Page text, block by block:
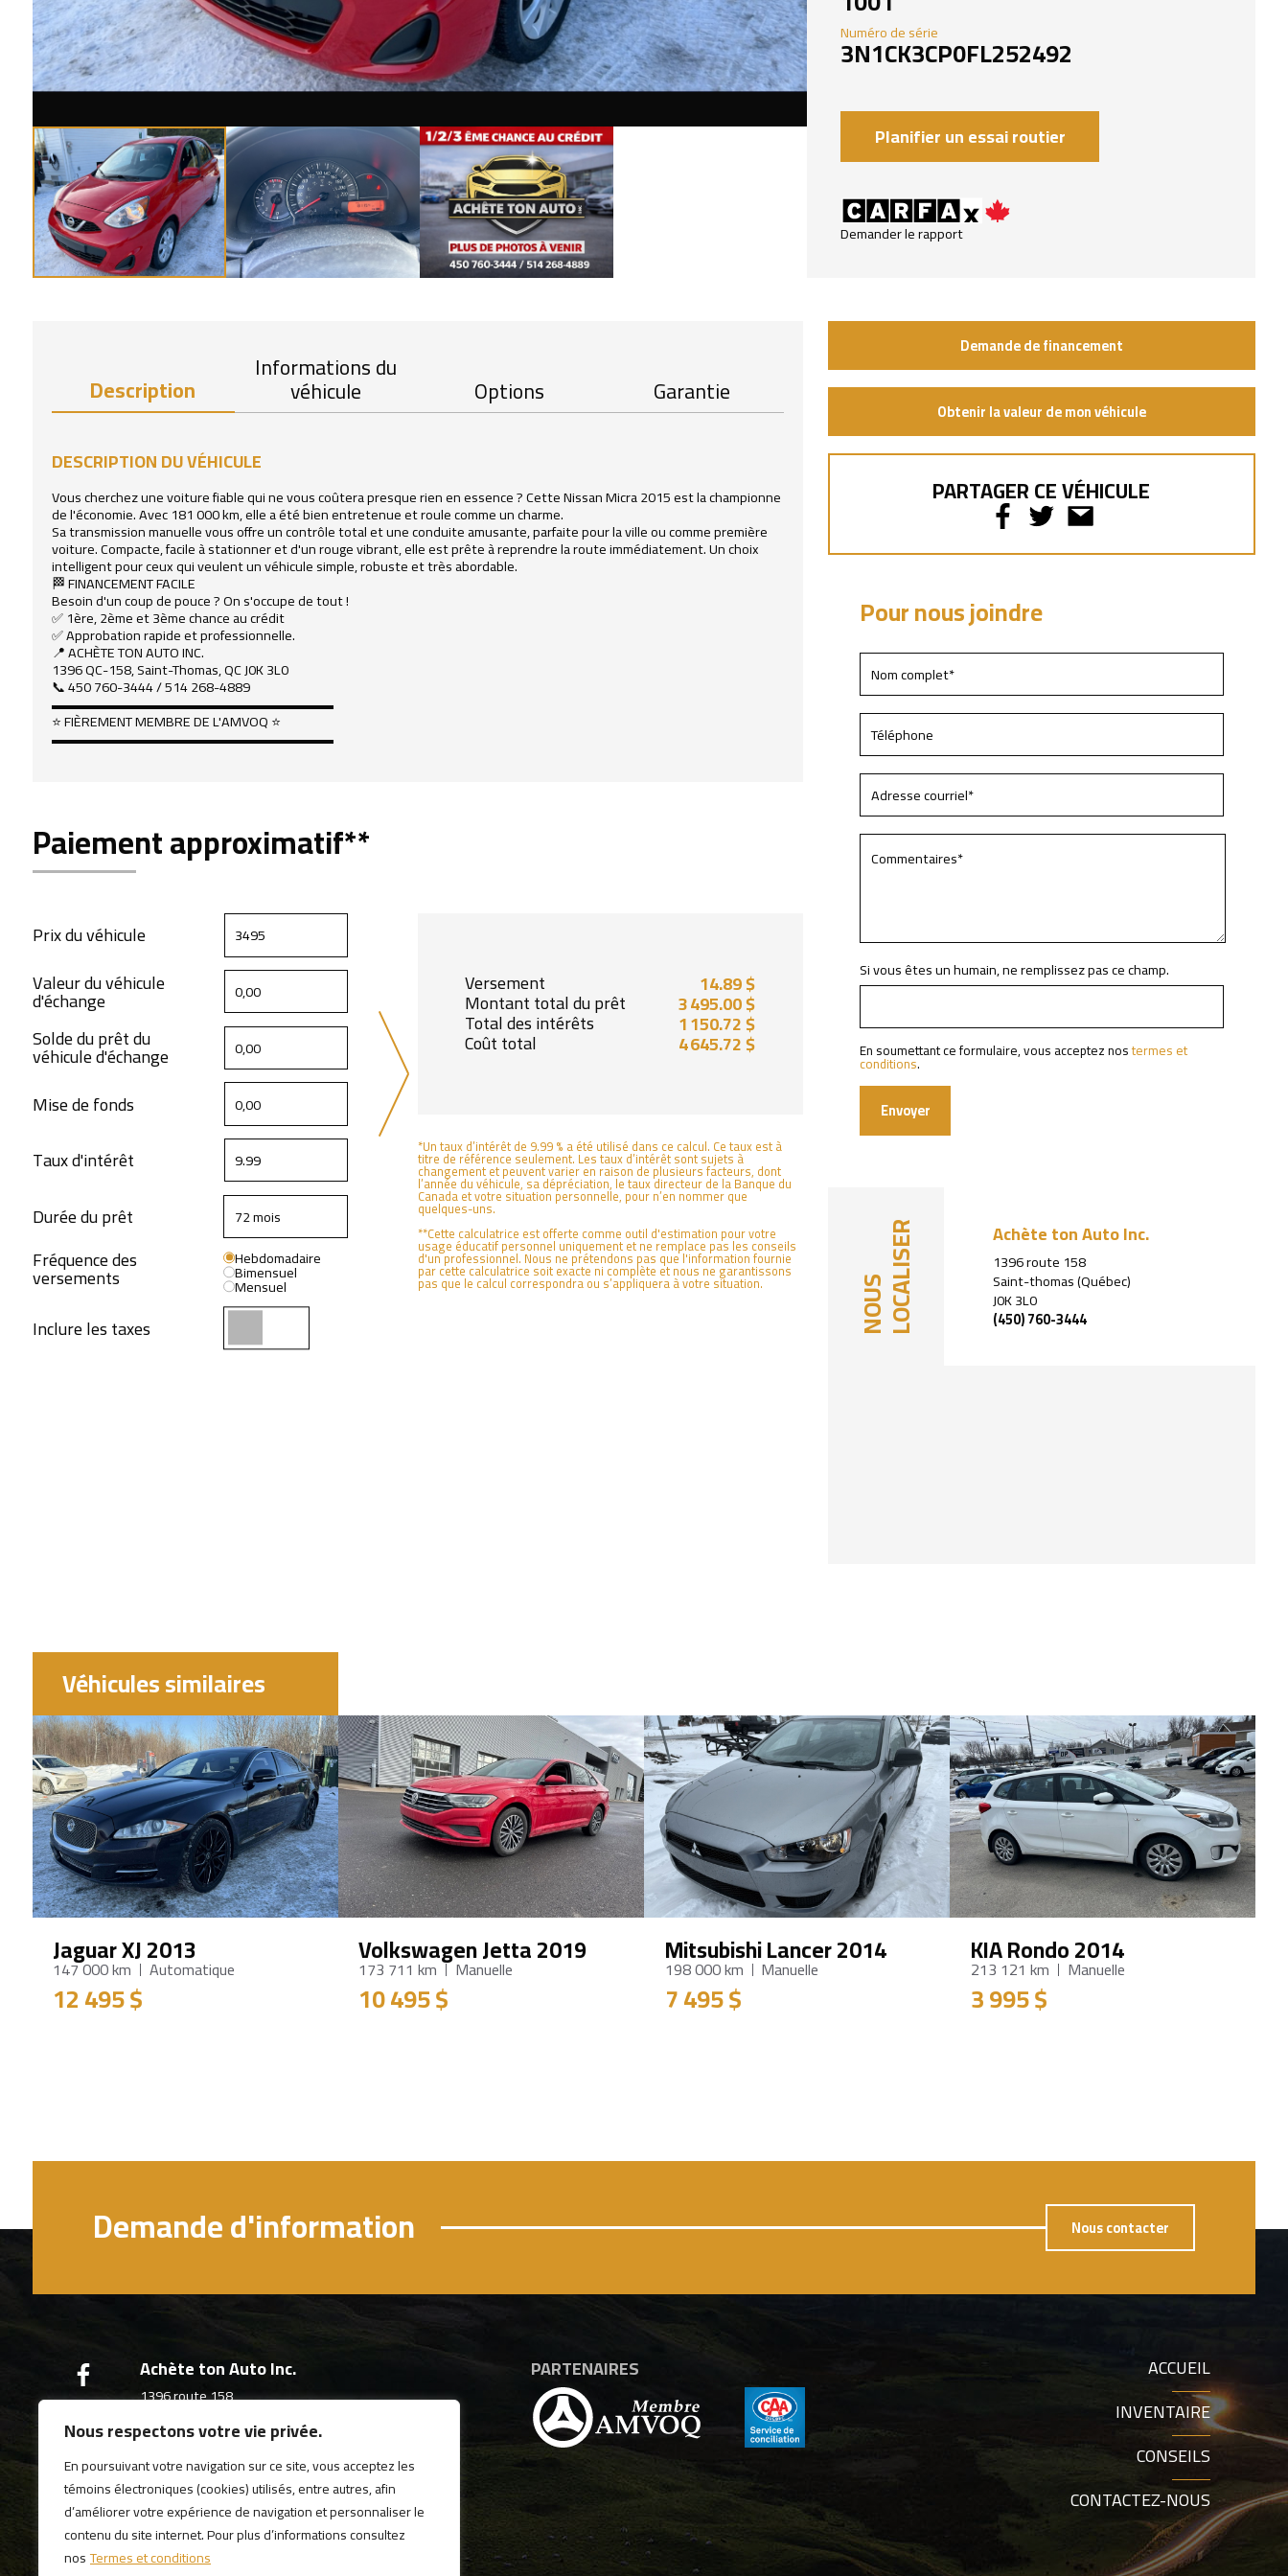
Nous respectons votre vie privée.
En poursuivant votre navigation sur ce site, vous acceptez les
témoins électroniques (cookies) utilisés, entre autres, afin
d’améliorer votre expérience de navigation et personnaliser le
contenu du site internet. Pour plus d’informations consultez
nosTermes et conditions
Numéro de série
3N1CK3CP0FL252492
Planifier un essai routier
Demander le rapport
Description
Informations du
véhicule Options Garantie
DESCRIPTION DU VÉHICULE
Vous cherchez une voiture fiable qui ne vous coûtera presque rien en essence ? Cette Nissan Micra 2015 est la championne
de l'économie. Avec 181 000 km, elle a été bien entretenue et roule comme un charme.
Sa transmission manuelle vous offre un contrôle total et une conduite amusante, parfaite pour la ville ou comme première
voiture. Compacte, facile à stationner et d'un rouge vibrant, elle est prête à reprendre la route immédiatement. Un choix
intelligent pour ceux qui veulent un véhicule simple, robuste et très abordable.
🏁 FINANCEMENT FACILE
Besoin d'un coup de pouce ? On s'occupe de tout !
✅ 1ère, 2ème et 3ème chance au crédit
✅ Approbation rapide et professionnelle.
📍 ACHÈTE TON AUTO INC.
1396 QC-158, Saint-Thomas, QC J0K 3L0
📞 450 760-3444 / 514 268-4889
▬▬▬▬▬▬▬▬▬▬▬▬▬▬▬▬▬▬▬▬▬
⭐ FIÈREMENT MEMBRE DE L'AMVOQ ⭐
▬▬▬▬▬▬▬▬▬▬▬▬▬▬▬▬▬▬▬▬▬
Paiement approximatif**
Prix du véhicule
Valeur du véhicule
d'échange
Solde du prêt du
véhicule d'échange
Mise de fonds
Taux d'intérêt
Durée du prêt
Fréquence des
versements
Hebdomadaire
Bimensuel
Mensuel
Inclure les taxes
Versement 14.89 $
Montant total du prêt 3 495.00 $
Total des intérêts 1 150.72 $
Coût total 4 645.72 $
*Un taux d’intérêt de 9.99 % a été utilisé dans ce calcul. Ce taux est à
titre de référence seulement. Les taux d’intérêt sont sujets à
changement et peuvent varier en raison de plusieurs facteurs, dont
l’année du véhicule, sa dépréciation, le taux directeur de la Banque du
Canada et votre situation personnelle, pour n’en nommer que
quelques-uns.
**Cette calculatrice est offerte comme outil d'estimation pour votre
usage éducatif personnel uniquement et ne remplace pas les conseils
d'un professionnel. Nous ne prétendons pas que l'information fournie
par cette calculatrice soit exacte ni complète et nous ne garantissons
pas que le calcul correspondra ou s’appliquera à votre situation.
Demande de financement
Obtenir la valeur de mon véhicule
PARTAGER CE VÉHICULE
Pour nous joindre
Si vous êtes un humain, ne remplissez pas ce champ.
En soumettant ce formulaire, vous acceptez nostermes et
conditions.
Envoyer
NOUSLOCALISER Achète ton Auto Inc.
1396 route 158
Saint-thomas (Québec)
J0K 3L0
(450) 760-3444
Véhicules similaires
Jaguar XJ 2013
147 000 km Automatique
12 495 $
Volkswagen Jetta 2019
173 711 km Manuelle
10 495 $
Mitsubishi Lancer 2014
198 000 km Manuelle
7 495 $
KIA Rondo 2014
213 121 km Manuelle
3 995 $
Demande d'information Nous contacter
Achète ton Auto Inc.
1396 route 158
J0K 3L0
(450) 760-3444
PARTENAIRES
ACCUEIL
INVENTAIRE
CONSEILS
CONTACTEZ-NOUS